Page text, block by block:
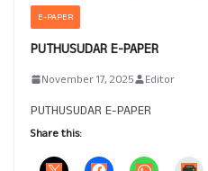
E-PAPER
PUTHUSUDAR E-PAPER
November 17, 2025 Editor
PUTHUSUDAR E-PAPER
Share this: